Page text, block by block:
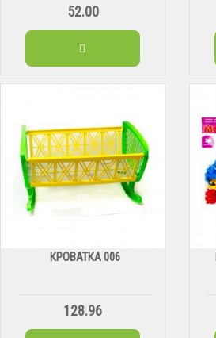
52.00
КРОВАТКА 006
128.96